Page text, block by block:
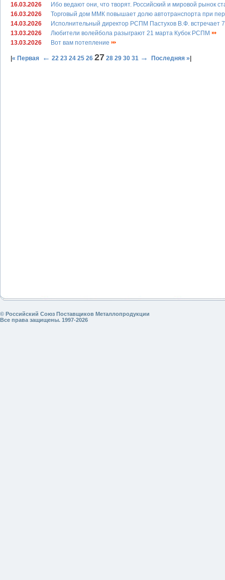
16.03.2026
Ибо ведают они, что творят. Российский и мировой рынок
16.03.2026
Торговый дом ММК повышает долю автотранспорта при
14.03.2026
Исполнительный директор РСПМ Пастухов В.Ф. встречает
13.03.2026
Любители волейбола разыграют 21 марта Кубок РСПМ
13.03.2026
Вот вам потепление
« Первая ← 22 23 24 25 26 27 28 29 30 31 → Последняя »
© Российский Союз Поставщиков Металлопродукции
Все права защищены. 1997-2026